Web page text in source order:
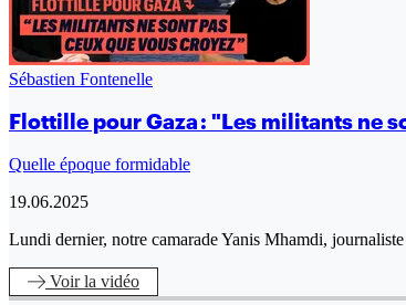
Sébastien Fontenelle
Flottille pour Gaza : "Les militants ne
Quelle époque formidable
19.06.2025
Lundi dernier, notre camarade Yanis Mhamdi,
Voirla vidéo